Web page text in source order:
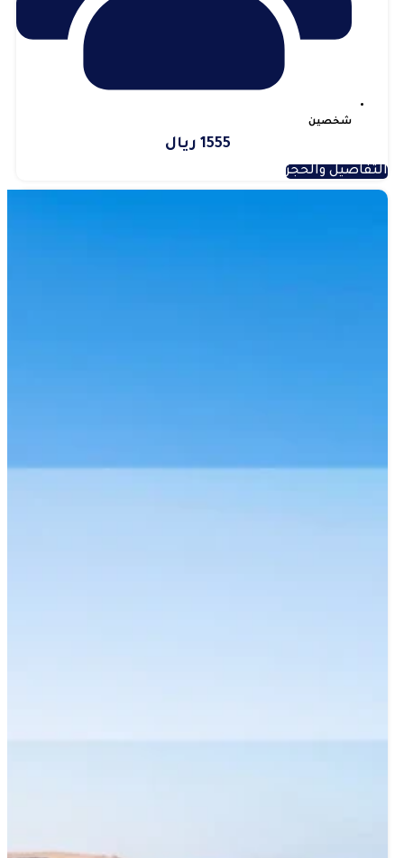
شخصين
1555 ريال
التفاصيل والحجز